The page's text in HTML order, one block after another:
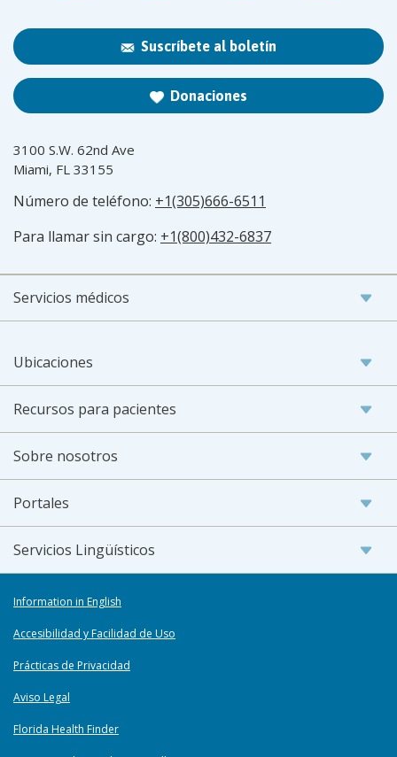
Suscríbete al boletín
Donaciones
3100 S.W. 62nd Ave
Miami, FL 33155
Número de teléfono: +1(305)666-6511
Para llamar sin cargo: +1(800)432-6837
Servicios médicos
Ubicaciones
Recursos para pacientes
Sobre nosotros
Portales
Servicios Lingüísticos
Information in English
Accesibilidad y Facilidad de Uso
Prácticas de Privacidad
Aviso Legal
Florida Health Finder